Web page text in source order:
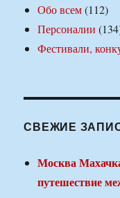
Обо всем(112)
Персоналии
Фестивали,
СВЕЖИЕ
Москва
путешествие